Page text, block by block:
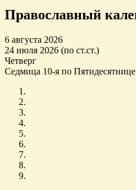
Православный
6 августа 2026
24 июля 2026 (по ст.ст.)
Четверг
Седмица 10-я по Пятидесятнице